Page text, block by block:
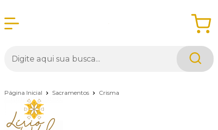
Página Inicial Sacramentos Crisma